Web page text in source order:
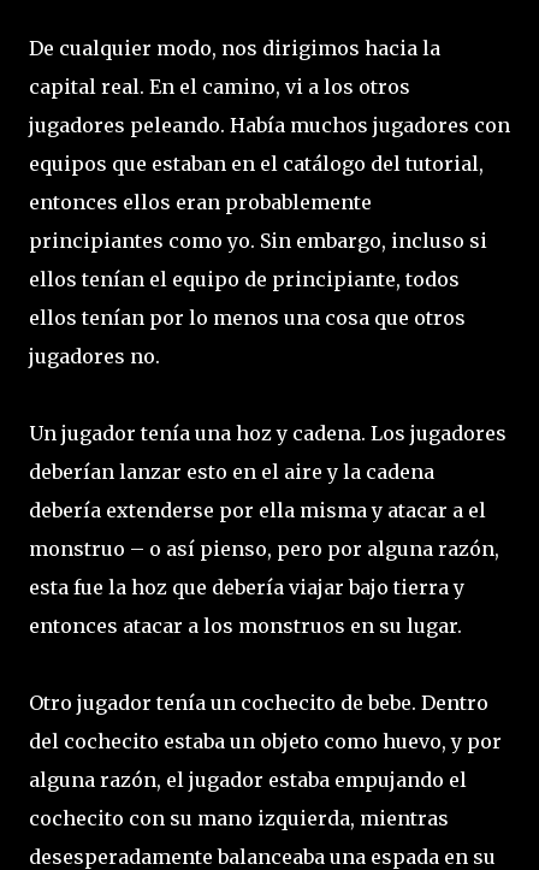
De cualquier modo, nos dirigimos hacia la
capital real. En el camino, vi a los otros
jugadores peleando. Había muchos jugadores con
equipos que estaban en el catálogo del tutorial,
entonces ellos eran probablemente
principiantes como yo. Sin embargo, incluso si
ellos tenían el equipo de principiante, todos
ellos tenían por lo menos una cosa que otros
jugadores no.
Un jugador tenía una hoz y cadena. Los jugadores
deberían lanzar esto en el aire y la cadena
debería extenderse por ella misma y atacar a el
monstruo – o así pienso, pero por alguna razón,
esta fue la hoz que debería viajar bajo tierra y
entonces atacar a los monstruos en su lugar.
Otro jugador tenía un cochecito de bebe. Dentro
del cochecito estaba un objeto como huevo, y por
alguna razón, el jugador estaba empujando el
cochecito con su mano izquierda, mientras
desesperadamente balanceaba una espada en su